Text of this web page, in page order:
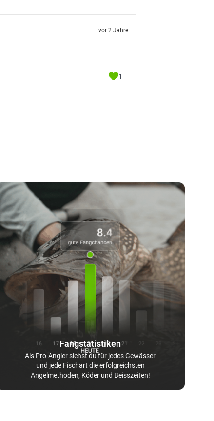
vor 2 Jahre
1
Fangstatistiken
Als Pro-Angler siehst du für jedes Gewässer
und jede Fischart die erfolgreichsten
Angelmethoden, Köder und Beisszeiten!